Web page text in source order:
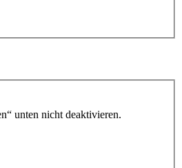
unten nicht deaktivieren.